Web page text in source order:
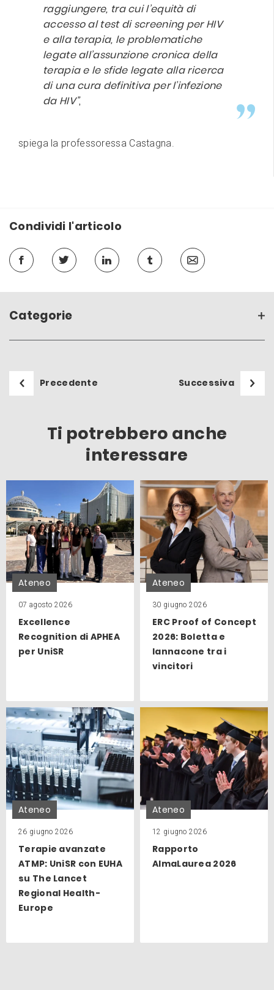
raggiungere, tra cui l’equità di
accesso al test di screening per HIV
e alla terapia, le problematiche
legate all’assunzione cronica della
terapia e le sfide legate alla ricerca
di una cura definitiva per l’infezione
da HIV”,
spiega la professoressa Castagna.
Condividi l'articolo
Categorie
Precedente Successiva
Ti potrebbero anche
interessare
Ateneo
07 agosto 2026
Excellence
Recognition di APHEA
per UniSR
Ateneo
30 giugno 2026
ERC Proof of Concept
2026: Boletta e
Iannacone tra i
vincitori
Ateneo
26 giugno 2026
Terapie avanzate
ATMP: UniSR con EUHA
su The Lancet
Regional Health-
Europe
Ateneo
12 giugno 2026
Rapporto
AlmaLaurea 2026